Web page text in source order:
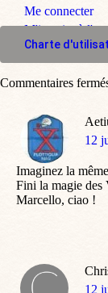
Me connecter
M'inscrire à
Charte
dit
12
Imaginez la
Fini la magie des
Marcello, ciao !
dit
12
Commentaires